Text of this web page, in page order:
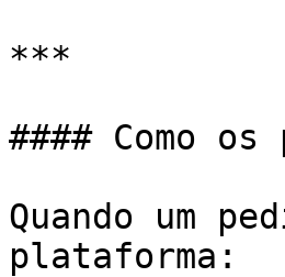
***
#### Como
Quando um
plataforma: